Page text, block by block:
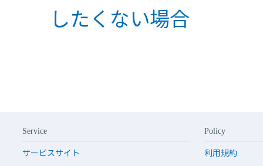
したくない場合
Service
サービスサイト
Policy
利用規約